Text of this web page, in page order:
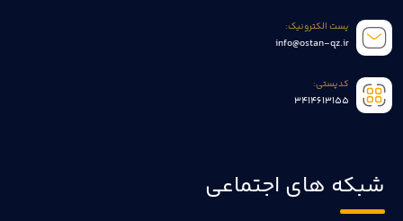
پست الکترونیک:
info@ostan-qz.ir
کدپستی:
3414613155
شبکه های اجتماعی